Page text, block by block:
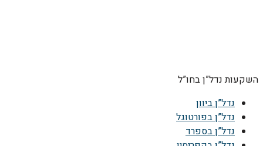
השקעות נדל”ן בחו”ל
נדל”ן ביוון
נדל”ן בפורטוגל
נדל”ן בספרד